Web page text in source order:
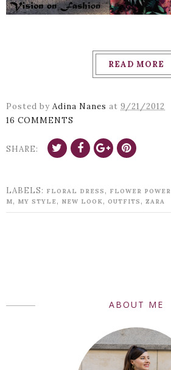
READ MORE
Posted by Adina Nanes at 9/21/2012
16 COMMENTS
SHARE:
LABELS: FLORAL DRESS , FLOWER POWER
M, MY STYLE , NEW LOOK, OUTFITS , ZARA
ABOUT ME